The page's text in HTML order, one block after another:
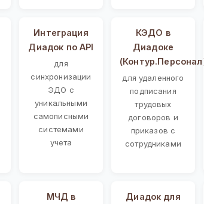
Интеграция
Диадок по API
для
синхронизации
ЭДО с
уникальными
самописными
системами
учета
КЭДО в
Диадоке
(Контур.Персонал)
для удаленного
подписания
трудовых
договоров и
приказов с
сотрудниками
МЧД в
Диадок для